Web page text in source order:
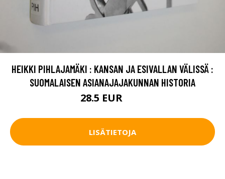
HEIKKI PIHLAJAMÄKI : KANSAN JA ESIVALLAN VÄLISSÄ :
SUOMALAISEN ASIANAJAJAKUNNAN HISTORIA
28.5 EUR
LISÄTIETOJA